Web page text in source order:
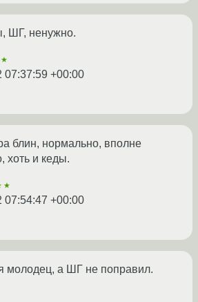
ШГ, ненужно.
07:37:59 +00:00
блин, нормально, вполне
хоть и кеды.
07:54:47 +00:00
молодец, а ШГ не поправил.